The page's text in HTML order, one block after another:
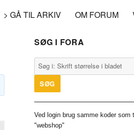
> GÅ TIL ARKIV OM FORUM
SØG I FORA
Ved login brug samme koder som
"webshop"